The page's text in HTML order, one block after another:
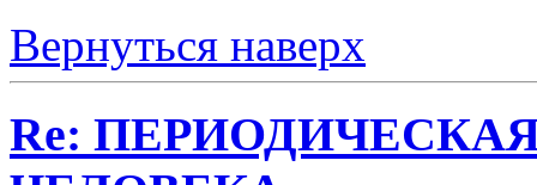
Вернуться наверх
Re: